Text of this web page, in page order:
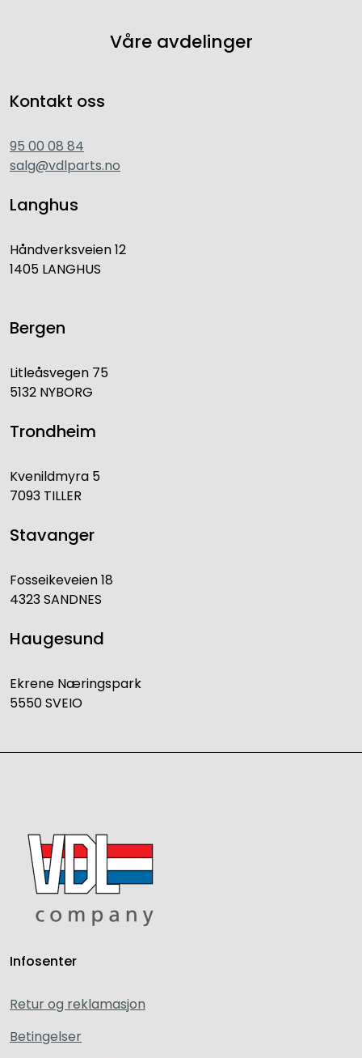
Våre avdelinger
Kontakt oss
95 00 08 84
salg@vdlparts.no
Langhus
Håndverksveien 12
1405 LANGHUS
Bergen
Litleåsvegen 75
5132 NYBORG
Trondheim
Kvenildmyra 5
7093 TILLER
Stavanger
Fosseikeveien 18
4323 SANDNES
Haugesund
Ekrene Næringspark
5550 SVEIO
Infosenter
Retur og reklamasjon
Betingelser